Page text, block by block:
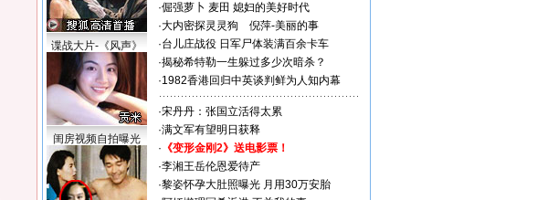
谍战大片-《风声》
闺房视频自拍曝光
·倔强萝卜 麦田 媳妇的美好时代
·大内密探灵灵狗
倪萍-美丽的事
·台儿庄战役 日军尸体装满百余卡车
·揭秘希特勒一生躲过多少次暗杀？
·1982香港回归中英谈判鲜为人知内幕
·宋丹丹：张国立活得太累
·满文军有望明日获释
· 《变形金刚2》送电影票！
·李湘王岳伦恩爱待产
·黎姿怀孕大肚照曝光 月用30万安胎